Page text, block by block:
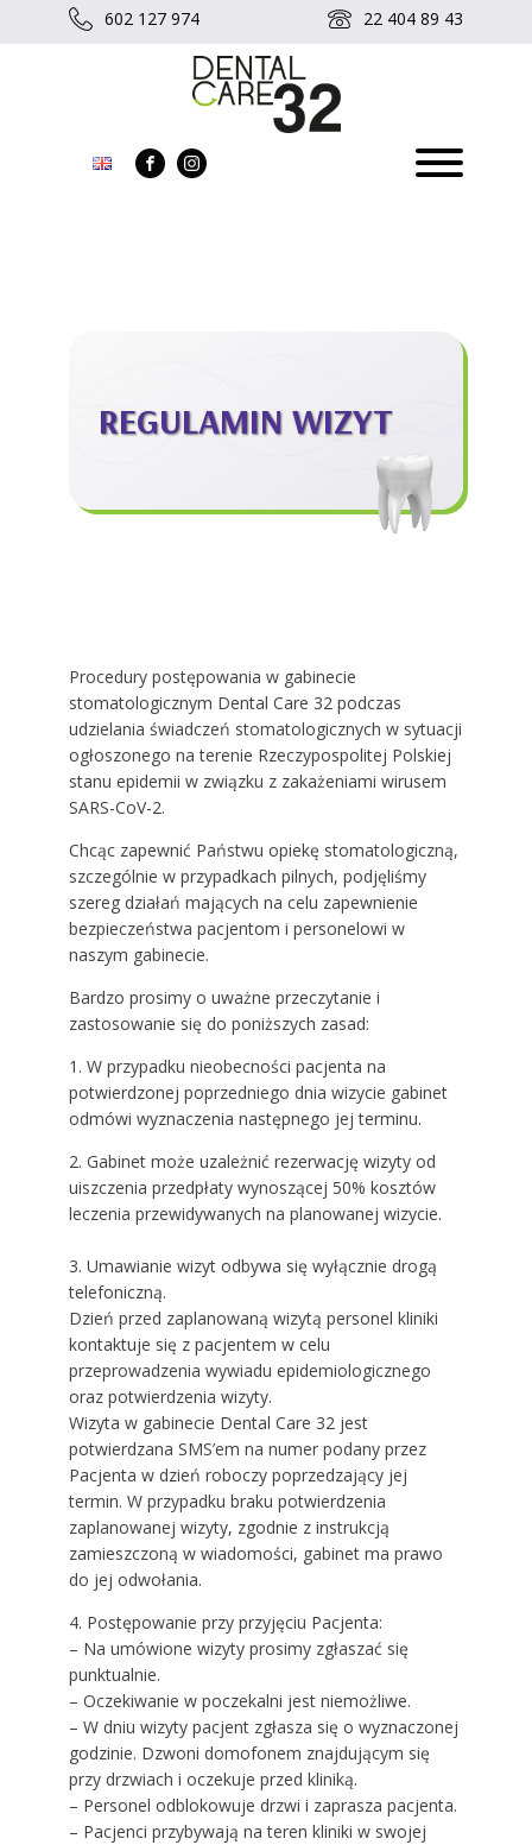
602 127 974 22 404 89 43
REGULAMIN WIZYT
Procedury postępowania w gabinecie
stomatologicznym Dental Care 32 podczas
udzielania świadczeń stomatologicznych w sytuacji
ogłoszonego na terenie Rzeczypospolitej Polskiej
stanu epidemii w związku z zakażeniami wirusem
SARS-CoV-2.
Chcąc zapewnić Państwu opiekę stomatologiczną,
szczególnie w przypadkach pilnych, podjęliśmy
szereg działań mających na celu zapewnienie
bezpieczeństwa pacjentom i personelowi w
naszym gabinecie.
Bardzo prosimy o uważne przeczytanie i
zastosowanie się do poniższych zasad:
1. W przypadku nieobecności pacjenta na
potwierdzonej poprzedniego dnia wizycie gabinet
odmówi wyznaczenia następnego jej terminu.
2. Gabinet może uzależnić rezerwację wizyty od
uiszczenia przedpłaty wynoszącej 50% kosztów
leczenia przewidywanych na planowanej wizycie.
3. Umawianie wizyt odbywa się wyłącznie drogą
telefoniczną.
Dzień przed zaplanowaną wizytą personel kliniki
kontaktuje się z pacjentem w celu
przeprowadzenia wywiadu epidemiologicznego
oraz potwierdzenia wizyty.
Wizyta w gabinecie Dental Care 32 jest
potwierdzana SMS’em na numer podany przez
Pacjenta w dzień roboczy poprzedzający jej
termin. W przypadku braku potwierdzenia
zaplanowanej wizyty, zgodnie z instrukcją
zamieszczoną w wiadomości, gabinet ma prawo
do jej odwołania.
4. Postępowanie przy przyjęciu Pacjenta:
– Na umówione wizyty prosimy zgłaszać się
punktualnie.
– Oczekiwanie w poczekalni jest niemożliwe.
– W dniu wizyty pacjent zgłasza się o wyznaczonej
godzinie. Dzwoni domofonem znajdującym się
przy drzwiach i oczekuje przed kliniką.
– Personel odblokowuje drzwi i zaprasza pacjenta.
– Pacjenci przybywają na teren kliniki w swojej